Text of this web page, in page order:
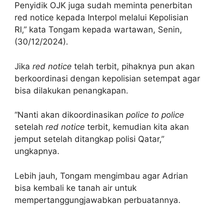
Penyidik OJK juga sudah meminta penerbitan
red notice kepada Interpol melalui Kepolisian
RI,” kata Tongam kepada wartawan, Senin,
(30/12/2024).
Jika red notice telah terbit, pihaknya pun akan
berkoordinasi dengan kepolisian setempat agar
bisa dilakukan penangkapan.
“Nanti akan dikoordinasikan police to police
setelah red notice terbit, kemudian kita akan
jemput setelah ditangkap polisi Qatar,”
ungkapnya.
Lebih jauh, Tongam mengimbau agar Adrian
bisa kembali ke tanah air untuk
mempertanggungjawabkan perbuatannya.